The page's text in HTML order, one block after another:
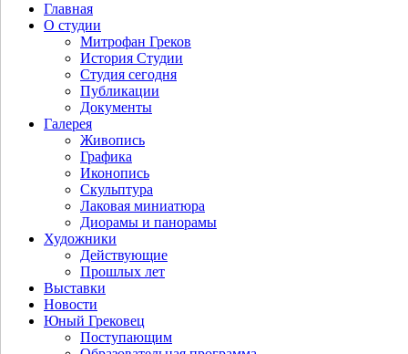
Главная
О студии
Митрофан Греков
История Студии
Студия сегодня
Публикации
Документы
Галерея
Живопись
Графика
Иконопись
Скульптура
Лаковая миниатюра
Диорамы и панорамы
Художники
Действующие
Прошлых лет
Выставки
Новости
Юный Грековец
Поступающим